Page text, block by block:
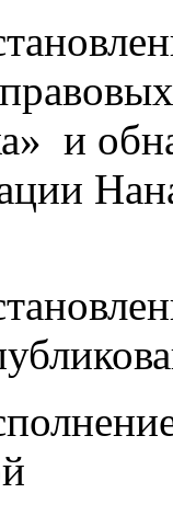
и